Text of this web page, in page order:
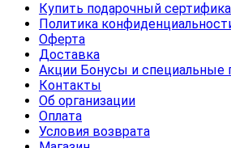
Купить подарочный
Политика
Оферта
Доставка
Акции Бонусы и специальные
Контакты
Об организации
Оплата
Условия возврата